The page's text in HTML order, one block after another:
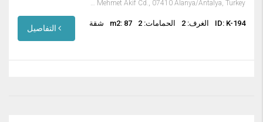
ID: K-194 الغرف: 2 الحمامات: 2 m2: 87 شقة